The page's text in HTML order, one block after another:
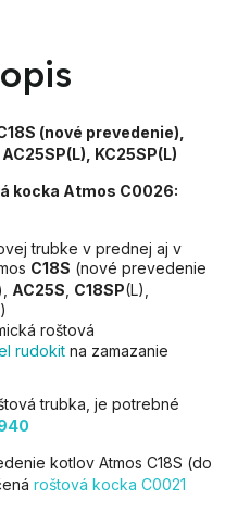
(nové prevedenie),
KC25SP(L)
kocka Atmos C0026:
trubke v prednej aj v
C18S (nové prevedenie
AC25S C18SP(L),
roštová
rudokit na zamazanie
trubka, je potrebné
kotlov Atmos C18S (do
roštová kocka C0021